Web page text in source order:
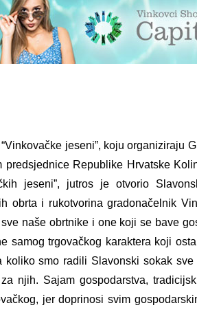
jeseni”, koju organiziraju
predsjednice Republike Hrvatske
jeseni”, jutros je otvorio
obrta i rukotvorina gradonačelnik
naše obrtnike i one koji se bave
samog trgovačkog karaktera koji
koliko smo radili Slavonski sokak
njih. Sajam gospodarstva,
jer doprinosi svim